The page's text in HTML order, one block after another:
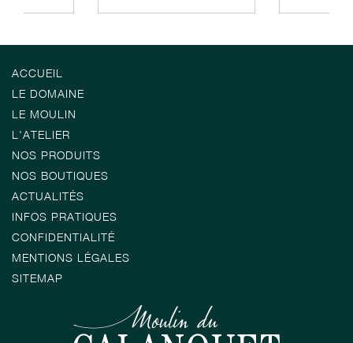
ACCUEIL
LE DOMAINE
LE MOULIN
L'ATELIER
NOS PRODUITS
NOS BOUTIQUES
ACTUALITÉS
INFOS PRATIQUES
CONFIDENTIALITÉ
MENTIONS LÉGALES
SITEMAP